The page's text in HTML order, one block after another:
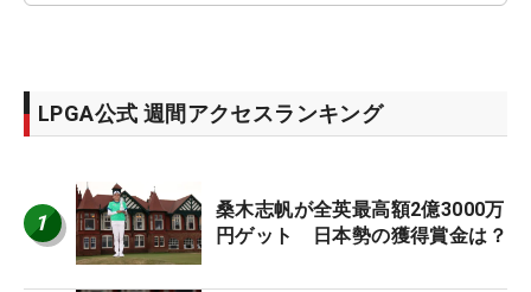
LPGA公式 週間アクセスランキング
1
桑木志帆が全英最高額2億3000万
円ゲット 日本勢の獲得賞金は？